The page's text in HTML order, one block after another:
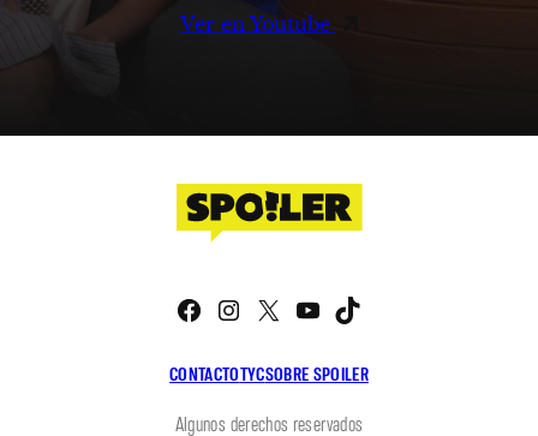
Ver en Youtube
CONTACTOTYCSOBRE SPOILER
Facebook
Instagram
X YouTube
Algunos derechos reservados